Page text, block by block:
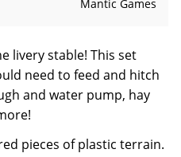
Mantic Games
livery stable! This set
need to feed and hitch
and water pump, hay
pieces of plastic terrain.